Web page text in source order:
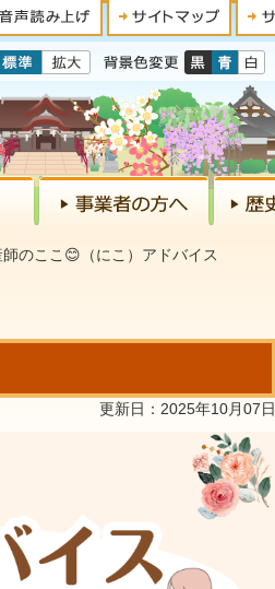
師のここ😊（にこ）アドバイス
更新日：2025年10月07日